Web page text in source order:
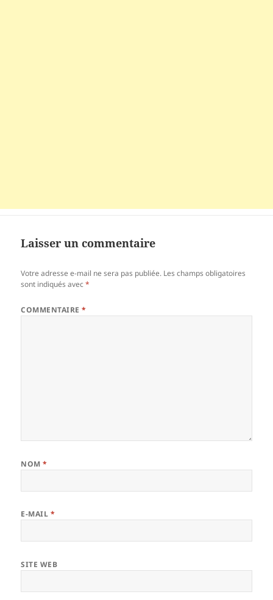
Laisser un commentaire
Votre adresse e-mail ne sera pas publiée. Les champs obligatoires
sont indiqués avec*
COMMENTAIRE*
NOM*
E-MAIL *
SITE WEB